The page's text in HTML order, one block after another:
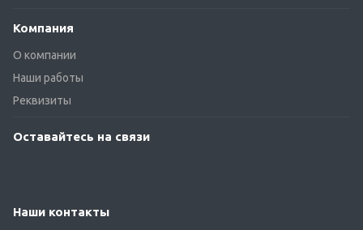
Компания
О компании
Наши работы
Реквизиты
Оставайтесь на связи
Наши контакты